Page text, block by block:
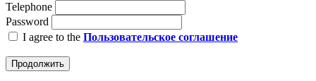
Telephone
Password
I agree to the Пользовательское соглашение
Продолжить